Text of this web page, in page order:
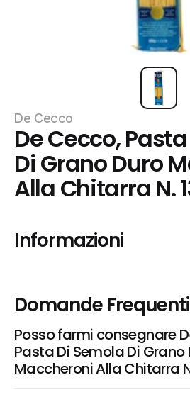
De Cecco
De Cecco,
Di Grano Duro
Alla Chitarra N.
Informazioni
Domande Frequenti
Posso farmi consegnare
Pasta Di Semola Di Grano
Maccheroni Alla Chitarra